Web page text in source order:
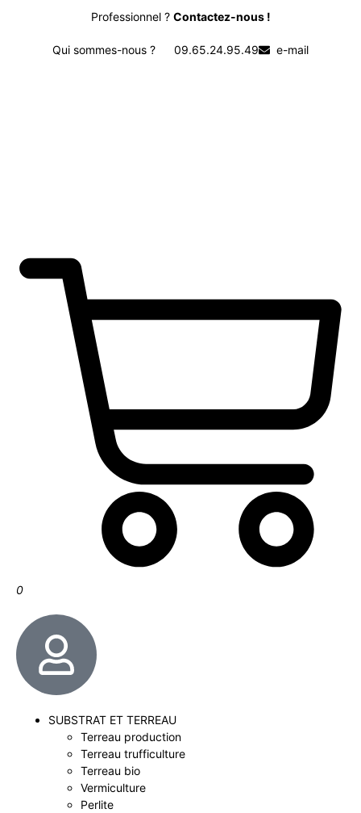
Professionnel ? Contactez-nous !
Qui sommes-nous ? 09.65.24.95.49 e-mail
0
SUBSTRAT ET TERREAU
Terreau production
Terreau trufficulture
Terreau bio
Vermiculture
Perlite